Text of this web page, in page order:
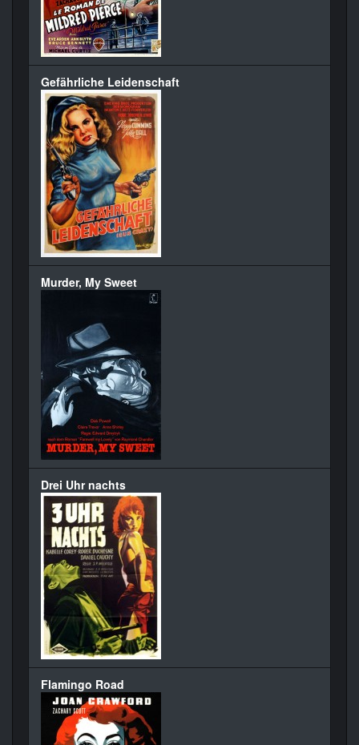
Gefährliche Leidenschaft
Murder, My Sweet
Drei Uhr nachts
Flamingo Road